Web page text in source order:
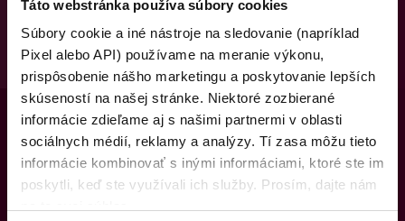
Táto webstránka používa súbory cookies
Súbory cookie a iné nástroje na sledovanie (napríklad
Pixel alebo API) používame na meranie výkonu,
prispôsobenie nášho marketingu a poskytovanie lepších
skúseností na našej stránke. Niektoré zozbierané
informácie zdieľame aj s našimi partnermi v oblasti
sociálnych médií, reklamy a analýzy. Tí zasa môžu tieto
informácie kombinovať s inými informáciami, ktoré ste im
poskytli, keď ste využívali ich služby. Prosím, dajte nám